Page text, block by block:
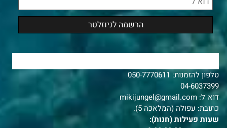
טלפון להזמנות:050-7770611
04-6037399
דוא"ל: mikijungel@gmail.com
כתובת: עפולה (המלאכה 5).
שעות פעילות (חנות):